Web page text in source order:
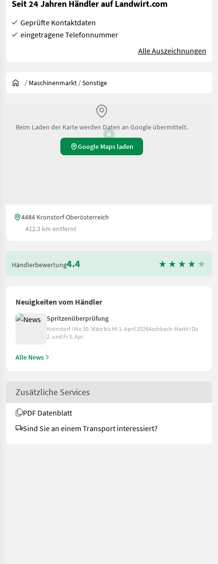
Seit 24 Jahren Händler auf Landwirt.com
Geprüfte Kontaktdaten
eingetragene Telefonnummer
Alle Auszeichnungen
/ Maschinenmarkt /Sonstige
Beim Laden der Karte werden Daten an Google übermittelt.
Google Maps laden
4484 Kronstorf Oberösterreich
412.3 km entfernt
Händlerbewertung4.4
Neuigkeiten vom Händler
Spritzenüberprüfung
Kronstorf I Mo 30. März bis Mi 1. April 2026Aschbach-Markt I Do
2. und Fr 3. Apr
Alle News
Zusätzliche Services
PDF Datenblatt
Sind Sie an einem Transport interessiert?